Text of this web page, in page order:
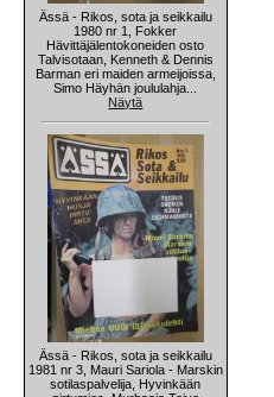
Ässä - Rikos, sota ja seikkailu
1980 nr 1, Fokker
Hävittäjälentokoneiden osto
Talvisotaan, Kenneth & Dennis
Barman eri maiden armeijoissa,
Simo Häyhän joululahja...
Näytä
Ässä - Rikos, sota ja seikkailu
1981 nr 3, Mauri Sariola - Marskin
sotilaspalvelija, Hyvinkään